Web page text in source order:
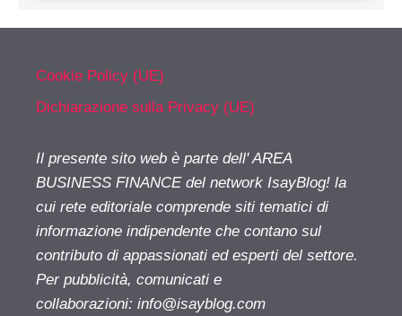
Cookie Policy (UE)
Dichiarazione sulla Privacy (UE)
Il presente sito web è parte dell' AREA
BUSINESS FINANCE del network IsayBlog! la
cui rete editoriale comprende siti tematici di
informazione indipendente che contano sul
contributo di appassionati ed esperti del settore.
Per pubblicità, comunicati e
collaborazioni: info@isayblog.com